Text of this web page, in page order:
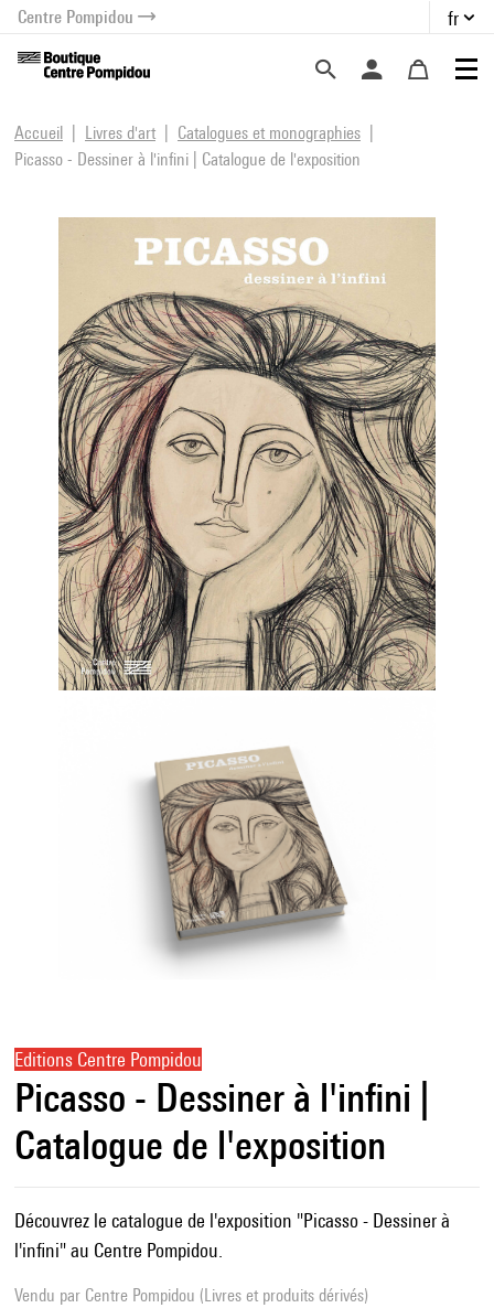
menu
contenu
Centre Pompidou fr
Accueil Livres d'art
Catalogues et monographies
Picasso - Dessiner à l'infini | Catalogue de l'exposition
Editions Centre Pompidou
Picasso - Dessiner à l'infini |
Catalogue de l'exposition
Découvrez le catalogue de l'exposition "Picasso - Dessiner à
l'infini" au Centre Pompidou.
Vendu par Centre Pompidou (Livres et produits dérivés)